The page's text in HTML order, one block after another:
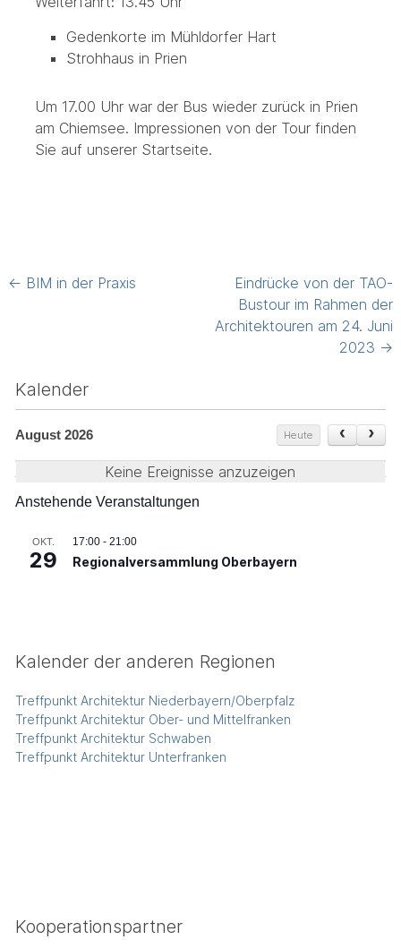
Gedenkorte im Mühldorfer Hart
Strohhaus in Prien
Um 17.00 Uhr war der Bus wieder zurück in Prien
am Chiemsee. Impressionen von der Tour finden
Sie auf unserer Startseite.
Post
← BIM in der Praxis
Eindrücke von der TAO-
Bustour im Rahmen der
Architektouren am 24. Juni
2023 →
Kalender
August 2026 Heute
Keine Ereignisse anzuzeigen
Anstehende Veranstaltungen
OKT.
29
17:00- 21:00
Regionalversammlung Oberbayern
Kalender der anderen Regionen
Treffpunkt Architektur Niederbayern/Oberpfalz
Treffpunkt Architektur Ober- und Mittelfranken
Treffpunkt Architektur Schwaben
Treffpunkt Architektur Unterfranken
Kooperationspartner